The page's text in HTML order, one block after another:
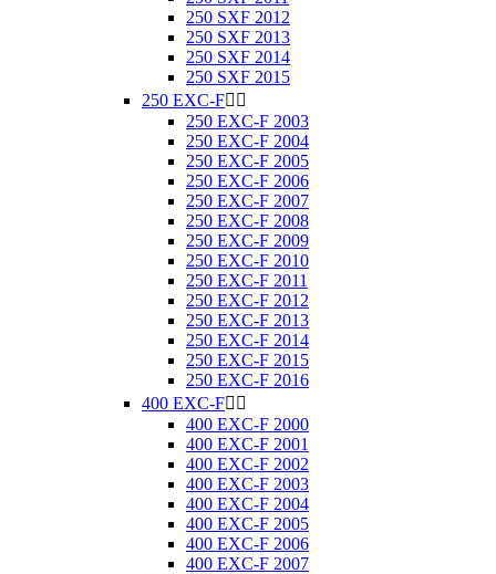
250 SXF 2012
250 SXF 2013
250 SXF 2014
250 SXF 2015
250 EXC-F 
250 EXC-F 2003
250 EXC-F 2004
250 EXC-F 2005
250 EXC-F 2006
250 EXC-F 2007
250 EXC-F 2008
250 EXC-F 2009
250 EXC-F 2010
250 EXC-F 2011
250 EXC-F 2012
250 EXC-F 2013
250 EXC-F 2014
250 EXC-F 2015
250 EXC-F 2016
400 EXC-F 
400 EXC-F 2000
400 EXC-F 2001
400 EXC-F 2002
400 EXC-F 2003
400 EXC-F 2004
400 EXC-F 2005
400 EXC-F 2006
400 EXC-F 2007